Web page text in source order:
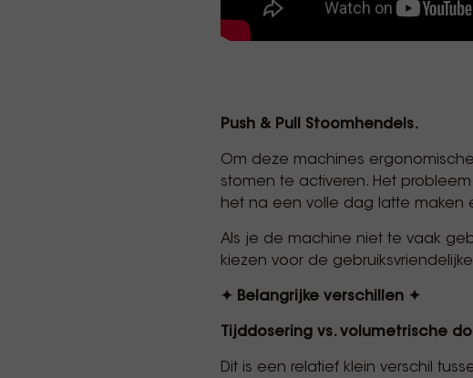
Push & Pull Stoomhendels.
Om deze machines
stomen te activeren. Het
het na een volle dag latte maken
Als je de machine niet te vaak
kiezen voor de
✦ Belangrijke verschillen ✦
Tijddosering vs. volumetrische
Dit is een relatief klein verschil